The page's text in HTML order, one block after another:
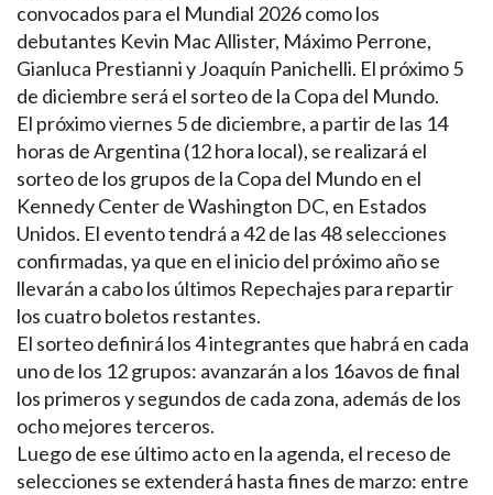
convocados para el Mundial 2026 como los
debutantes Kevin Mac Allister, Máximo Perrone,
Gianluca Prestianni y Joaquín Panichelli. El próximo 5
de diciembre será el sorteo de la Copa del Mundo.
El próximo viernes 5 de diciembre, a partir de las 14
horas de Argentina (12 hora local), se realizará el
sorteo de los grupos de la Copa del Mundo en el
Kennedy Center de Washington DC, en Estados
Unidos. El evento tendrá a 42 de las 48 selecciones
confirmadas, ya que en el inicio del próximo año se
llevarán a cabo los últimos Repechajes para repartir
los cuatro boletos restantes.
El sorteo definirá los 4 integrantes que habrá en cada
uno de los 12 grupos: avanzarán a los 16avos de final
los primeros y segundos de cada zona, además de los
ocho mejores terceros.
Luego de ese último acto en la agenda, el receso de
selecciones se extenderá hasta fines de marzo: entre